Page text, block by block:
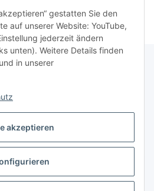
akzeptieren
gestatten Sie den
auf unserer Website: YouTube,
jederzeit ändern
unten). Weitere Details finden
und in unserer
widerrufen